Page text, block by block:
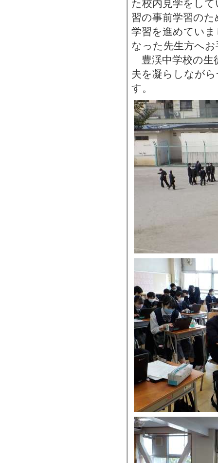
た校内見学をし
習の事前学習の
学習を進めてい
なった先生方へ
豊渓中学校の生
夫を凝らしなが
す。